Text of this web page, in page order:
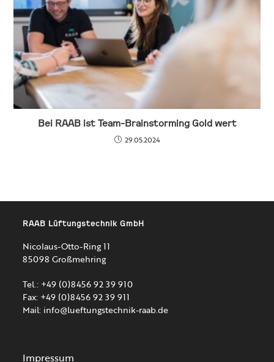
Bei RAAB ist Team-Brainstorming Gold wert
29.05.2024
RAAB Lüftungstechnik GmbH
Nicolaus-Otto-Ring 11
85098 Großmehring
Tel.: +49 (0)8456 92 39 910
Fax: +49 (0)8456 92 39 911
Mail: info@lueftungstechnik-raab.de
Impressum